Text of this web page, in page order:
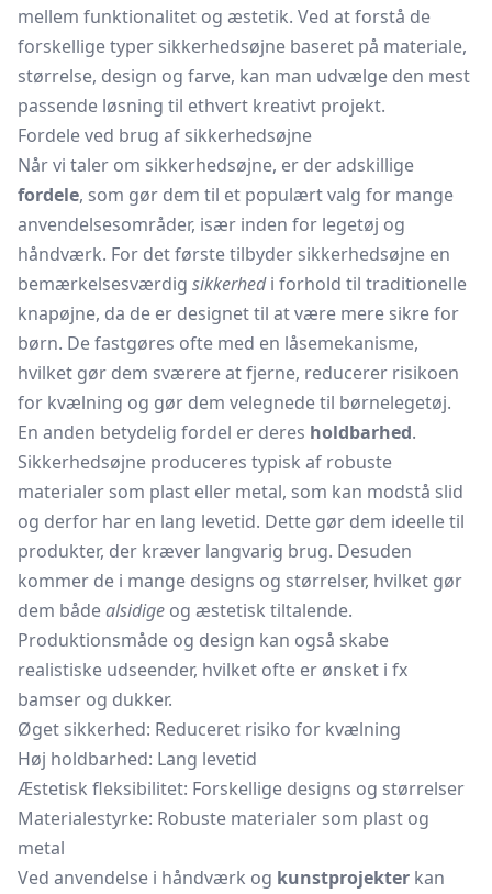
mellem funktionalitet og æstetik. Ved at forstå de
forskellige typer sikkerhedsøjne baseret på materiale,
størrelse, design og farve, kan man udvælge den mest
passende løsning til ethvert kreativt projekt.
Fordele ved brug af sikkerhedsøjne
Når vi taler om sikkerhedsøjne, er der adskillige
fordele, som gør dem til et populært valg for mange
anvendelsesområder, især inden for legetøj og
håndværk. For det første tilbyder sikkerhedsøjne en
bemærkelsesværdig sikkerhedi forhold til traditionelle
knapøjne, da de er designet til at være mere sikre for
børn. De fastgøres ofte med en låsemekanisme,
hvilket gør dem sværere at fjerne, reducerer risikoen
for kvælning og gør dem velegnede til børnelegetøj.
En anden betydelig fordel er deres holdbarhed.
Sikkerhedsøjne produceres typisk af robuste
materialer som plast eller metal, som kan modstå slid
og derfor har en lang levetid. Dette gør dem ideelle til
produkter, der kræver langvarig brug. Desuden
kommer de i mange designs og størrelser, hvilket gør
dem bådealsidige og æstetisk tiltalende.
Produktionsmåde og design kan også skabe
realistiske udseender, hvilket ofte er ønsket i fx
bamser og dukker.
Øget sikkerhed: Reduceret risiko for kvælning
Høj holdbarhed: Lang levetid
Æstetisk fleksibilitet: Forskellige designs og størrelser
Materialestyrke: Robuste materialer som plast og
metal
Ved anvendelse i håndværk og kunstprojekter kan